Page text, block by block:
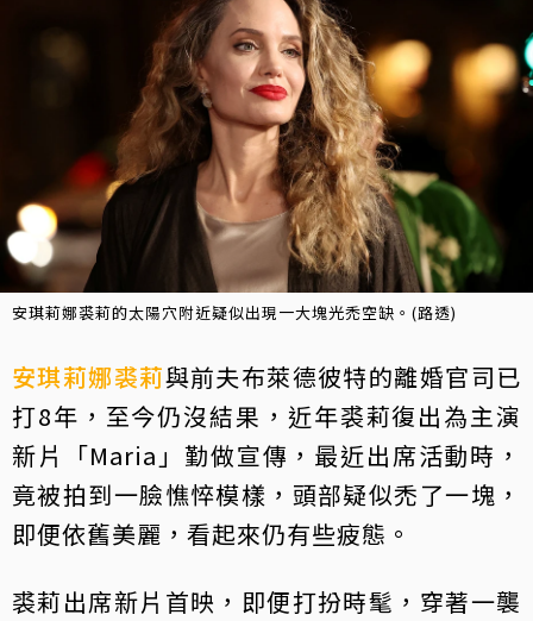
安琪莉娜裘莉的太陽穴附近疑似出現一大塊光禿空缺。(路透)
安琪莉娜裘莉與前夫布萊德彼特的離婚官司已
打8年，至今仍沒結果，近年裘莉復出為主演
新片「Maria」勤做宣傳，最近出席活動時，
竟被拍到一臉憔悴模樣，頭部疑似禿了一塊，
即便依舊美麗，看起來仍有些疲態。
裘莉出席新片首映，即便打扮時髦，穿著一襲